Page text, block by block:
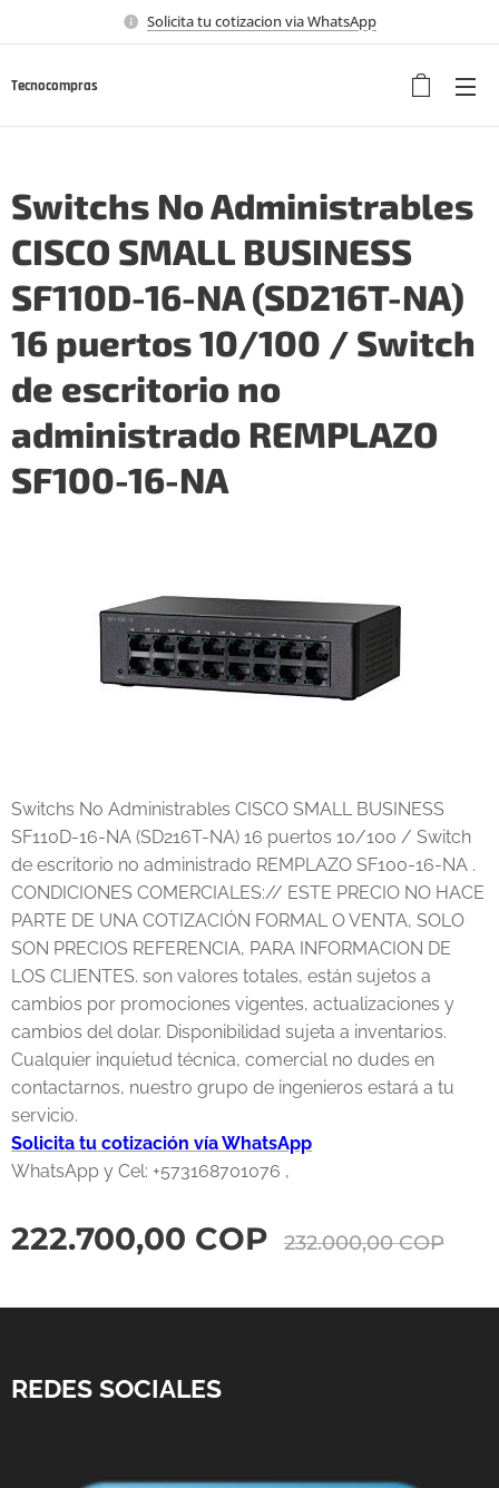
Solicita tu cotizacion via WhatsApp
Tecnocompras
Switchs No Administrables
CISCO SMALL BUSINESS
SF110D-16-NA (SD216T-NA)
16 puertos 10/100 / Switch
de escritorio no
administrado REMPLAZO
SF100-16-NA
Switchs No Administrables CISCO SMALL BUSINESS
SF110D-16-NA (SD216T-NA) 16 puertos 10/100 / Switch
de escritorio no administrado REMPLAZO SF100-16-NA .
CONDICIONES COMERCIALES:// ESTE PRECIO NO HACE
PARTE DE UNA COTIZACIÓN FORMAL O VENTA, SOLO
SON PRECIOS REFERENCIA, PARA INFORMACION DE
LOS CLIENTES. son valores totales, están sujetos a
cambios por promociones vigentes, actualizaciones y
cambios del dolar. Disponibilidad sujeta a inventarios.
Cualquier inquietud técnica, comercial no dudes en
contactarnos, nuestro grupo de ingenieros estará a tu
servicio.
Solicita tu cotización vía WhatsApp
WhatsApp y Cel: +573168701076 ,
222.700,00 COP 232.000,00COP
REDES SOCIALES